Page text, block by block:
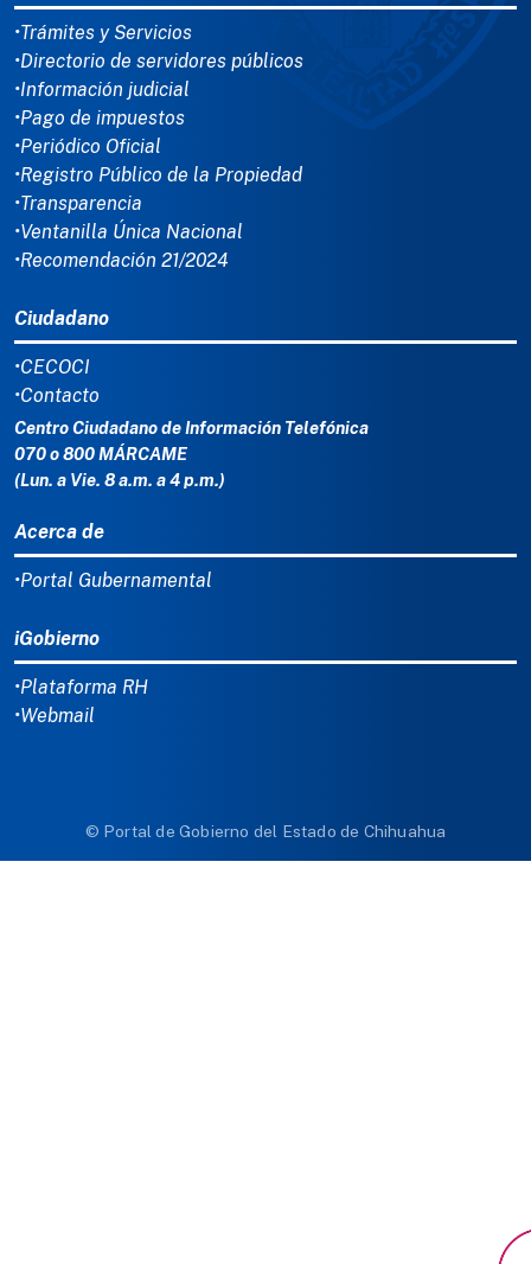
•Trámites y Servicios
•Directorio de servidores públicos
•Información judicial
•Pago de impuestos
•Periódico Oficial
•Registro Público de la Propiedad
•Transparencia
•Ventanilla Única Nacional
•Recomendación 21/2024
Ciudadano
•CECOCI
•Contacto
Centro Ciudadano de Información Telefónica
070 o 800 MÁRCAME
(Lun. a Vie. 8 a.m. a 4 p.m.)
Acerca de
•Portal Gubernamental
iGobierno
•Plataforma RH
•Webmail
© Portal de Gobierno del Estado de Chihuahua